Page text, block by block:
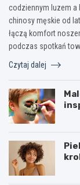
codziennym luzem a
chinosy męskie od
łączą komfort
podczas spotkań
Czytaj dalej